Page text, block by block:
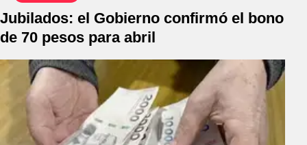
Jubilados: el Gobierno confirmó el bono
de 70 pesos para abril